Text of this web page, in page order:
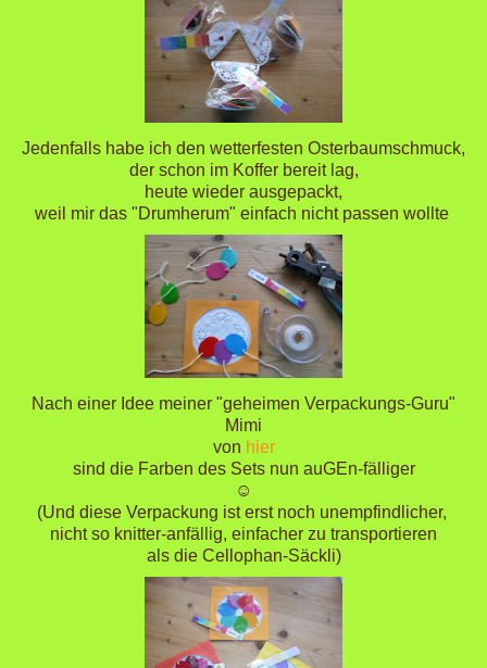
Jedenfalls habe ich den wetterfesten Osterbaumschmuck,
der schon im Koffer bereit lag,
heute wieder ausgepackt,
weil mir das "Drumherum" einfach nicht passen wollte
Nach einer Idee meiner "geheimen Verpackungs-Guru"
Mimi
von hier
sind die Farben des Sets nun auGEn-fälliger
☺
(Und diese Verpackung ist erst noch unempfindlicher,
nicht so knitter-anfällig, einfacher zu transportieren
als die Cellophan-Säckli)